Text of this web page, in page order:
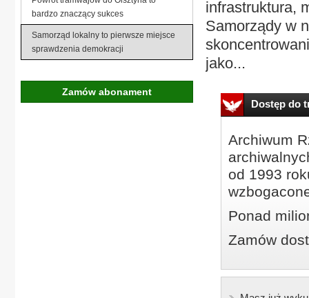
infrastruktura,
Samorządy w
jako...
Dostęp do
Archiwum
od 1993
Ponad
Zamów
bardzo znaczący sukces
Samorząd lokalny to pierwsze miejsce
sprawdzenia demokracji
Zamów abonament